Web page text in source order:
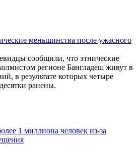
меньшинства после ужасного
сообщили, что этнические
регионе Бангладеш живут в
в результате которых четыре
ранены.
1 миллиона человек из-за